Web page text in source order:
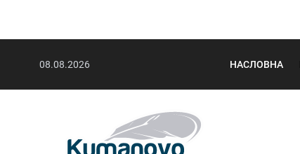
08.08.2026 НАСЛОВНА